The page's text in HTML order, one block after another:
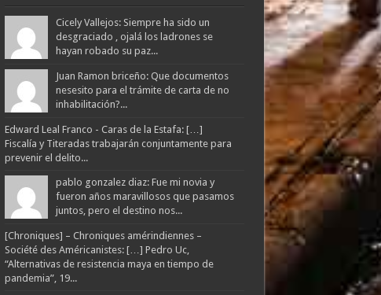
Cicely Vallejos: Siempre ha sido un
desgraciado , ojalá los ladrones se
hayan robado su paz...
Juan Ramon briceño: Que documentos
nesesito para el trámite de carta de no
inhabilitación?...
Edward Leal Franco - Caras de la Estafa: […]
Fiscalía y Titeradas trabajarán conjuntamente para
prevenir el delito...
pablo gonzalez diaz: Fue mi novia y
fueron años maravillosos que pasamos
juntos, pero el destino nos...
[Chroniques] – Chroniques amérindiennes –
Société des Américanistes: […] Pedro Uc,
“Alternativas de resistencia maya en tiempo de
pandemia”, 19...